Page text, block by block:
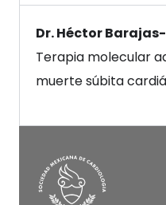
LOW El
La
Dr. Héctor
Terapia molecular
muerte súbita